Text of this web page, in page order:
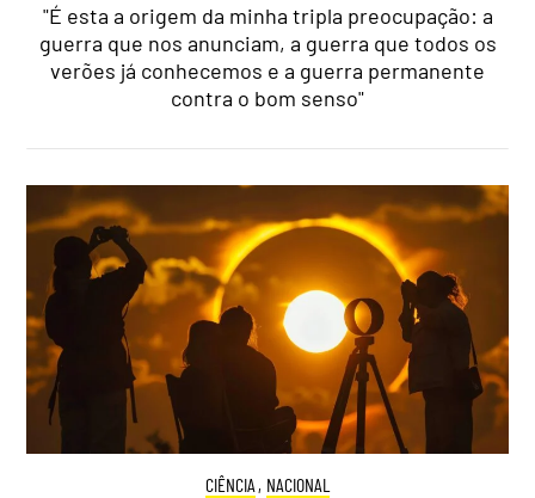
"É esta a origem da minha tripla preocupação: a
guerra que nos anunciam, a guerra que todos os
verões já conhecemos e a guerra permanente
contra o bom senso"
CIÊNCIA , NACIONAL